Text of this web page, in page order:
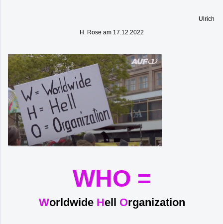
Ulrich
H. Rose am 17.12.2022
WHO =
Worldwide Hell Organization